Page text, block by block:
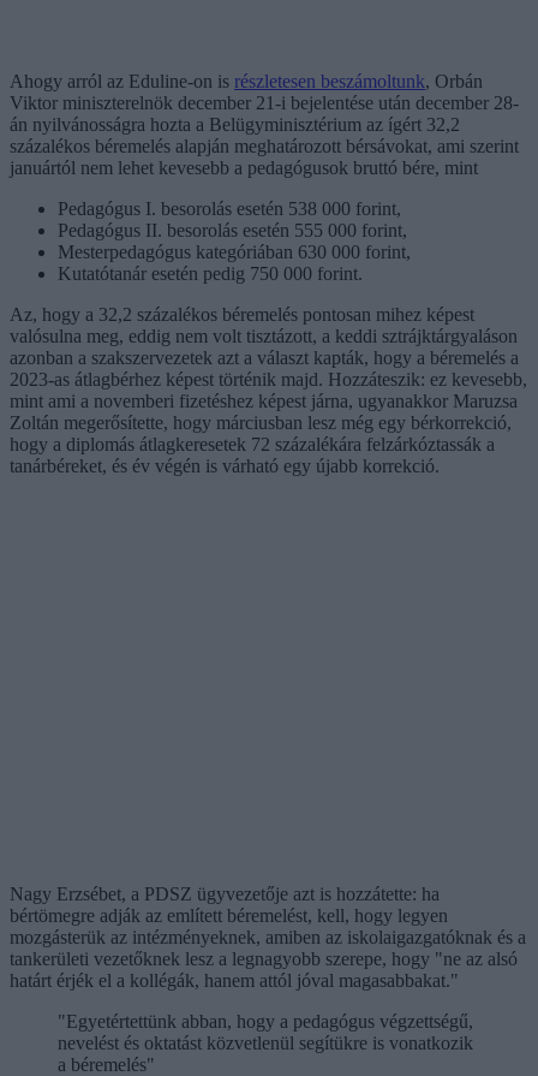
Ahogy arról az Eduline-on is részletesen beszámoltunk, Orbán
Viktor miniszterelnök december 21-i bejelentése után december 28-
án nyilvánosságra hozta a Belügyminisztérium az ígért 32,2
százalékos béremelés alapján meghatározott bérsávokat, ami szerint
januártól nem lehet kevesebb a pedagógusok bruttó bére, mint
Pedagógus I. besorolás esetén 538 000 forint,
Pedagógus II. besorolás esetén 555 000 forint,
Mesterpedagógus kategóriában 630 000 forint,
Kutatótanár esetén pedig 750 000 forint.
Az, hogy a 32,2 százalékos béremelés pontosan mihez képest
valósulna meg, eddig nem volt tisztázott, a keddi sztrájktárgyaláson
azonban a szakszervezetek azt a választ kapták, hogy a béremelés a
2023-as átlagbérhez képest történik majd. Hozzáteszik: ez kevesebb,
mint ami a novemberi fizetéshez képest járna, ugyanakkor Maruzsa
Zoltán megerősítette, hogy márciusban lesz még egy bérkorrekció,
hogy a diplomás átlagkeresetek 72 százalékára felzárkóztassák a
tanárbéreket, és év végén is várható egy újabb korrekció.
Nagy Erzsébet, a PDSZ ügyvezetője azt is hozzátette: ha
bértömegre adják az említett béremelést, kell, hogy legyen
mozgásterük az intézményeknek, amiben az iskolaigazgatóknak és a
tankerületi vezetőknek lesz a legnagyobb szerepe, hogy "ne az alsó
határt érjék el a kollégák, hanem attól jóval magasabbakat."
"Egyetértettünk abban, hogy a pedagógus végzettségű,
nevelést és oktatást közvetlenül segítükre is vonatkozik
a béremelés"